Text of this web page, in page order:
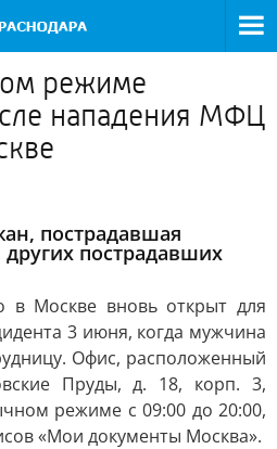
режиме
нападения МФЦ
пострадавшая
других пострадавших
Москве вновь открыт для
3 июня, когда мужчина
Офис, расположенный
Пруды, д. 18, корп. 3,
режиме с 09:00 до 20:00,
«Мои документы Москва».